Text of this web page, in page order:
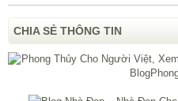
CHIA SẺ THÔNG TIN